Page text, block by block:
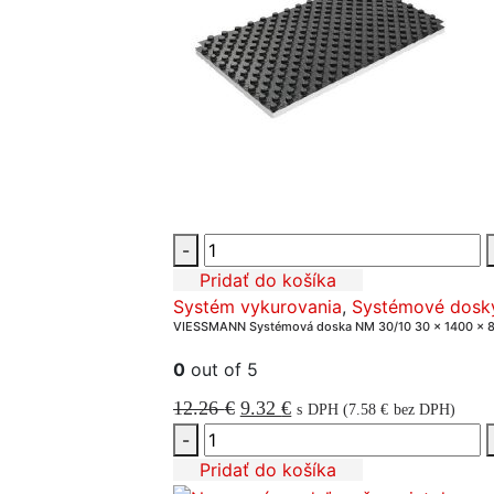
-
Pridať do košíka
Systém vykurovania, Systémové
VIESSMANN Systémová doska NM 30/10 30 x 1400 x
0 out of 5
12.26€ Pôvodná
bola:
9.32€Aktuálna
je:
s DPH (7.58€ bez DPH)
-
Pridať do košíka